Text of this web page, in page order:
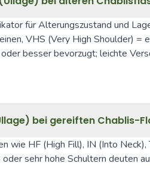
für Alterungszustand und
VHS (Very High Shoulder)
besser bevorzugt; leichte
bei gereiften Chablis-
wie HF (High Fill), IN (Into
sehr hohe Schultern deuten